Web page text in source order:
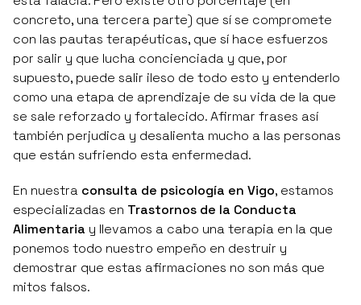
concreto, una tercera parte) que sí se compromete
con las pautas terapéuticas, que sí hace esfuerzos
por salir y que lucha concienciada y que, por
supuesto, puede salir ileso de todo esto y entenderlo
como una etapa de aprendizaje de su vida de la que
se sale reforzado y fortalecido. Afirmar frases así
también perjudica y desalienta mucho a las personas
que están sufriendo esta enfermedad.
En nuestra consulta de psicología en Vigo, estamos
especializadas en Trastornos de la Conducta
Alimentaria y llevamos a cabo una terapia en la que
ponemos todo nuestro empeño en destruir y
demostrar que estas afirmaciones no son más que
mitos falsos.